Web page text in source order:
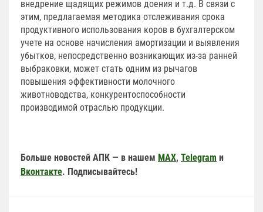
внедрение щадящих режимов доения и т.д. В связи с
этим, предлагаемая методика отслеживания срока
продуктивного использования коров в бухгалтерском
учете на основе начисления амортизации и выявления
убытков, непосредственно возникающих из-за ранней
выбраковки, может стать одним из рычагов
повышения эффективности молочного
животноводства, конкурентоспособности
производимой отраслью продукции.
Больше новостей АПК — в нашем MAX, Telegram и
Вконтакте. Подписывайтесь!